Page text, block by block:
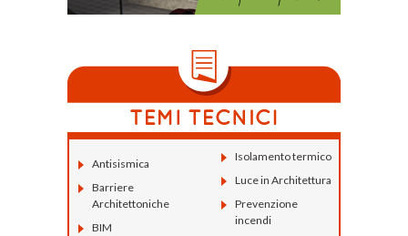
Antisismica
Barriere
Architettoniche
BIM
Isolamento termico
Luce in Architettura
Prevenzione
incendi